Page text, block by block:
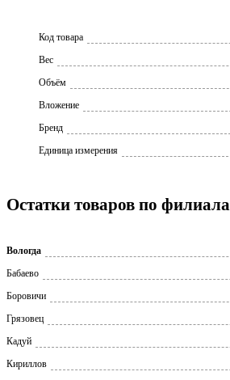
Код товара
Вес
Объём
Вложение
Бренд
Единица измерения
Остатки товаров по
Вологда
Бабаево
Боровичи
Грязовец
Кадуй
Кириллов